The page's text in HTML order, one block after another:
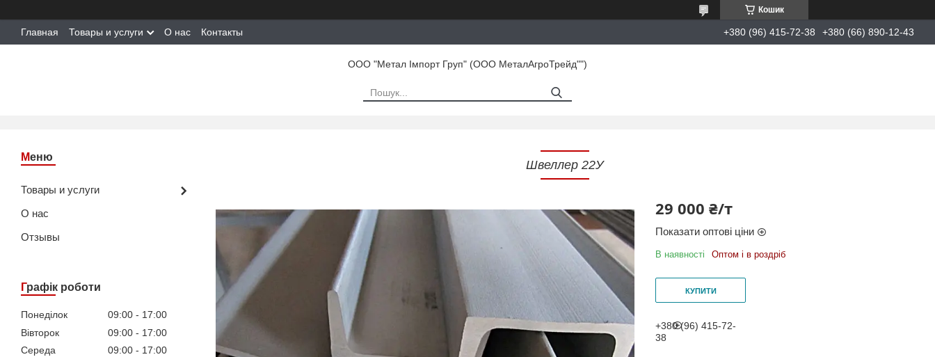
Кошик
Главная Товары и услуги О нас Контакты +380 (96) 415-72-38 +380 (66) 890-12-43
ООО "Метал Імпорт Груп" (ООО МеталАгроТрейд"")
Товары и услуги
О нас
Отзывы
Графік роботи
Понеділок 09:00
17:00
Вівторок
09:00
17:00
Середа
09:00
17:00
Швеллер 22У
29 000 ₴/т
Показати оптові ціни
В наявності Оптом і в роздріб
КУПИТИ
+380 (96) 415-72-
38